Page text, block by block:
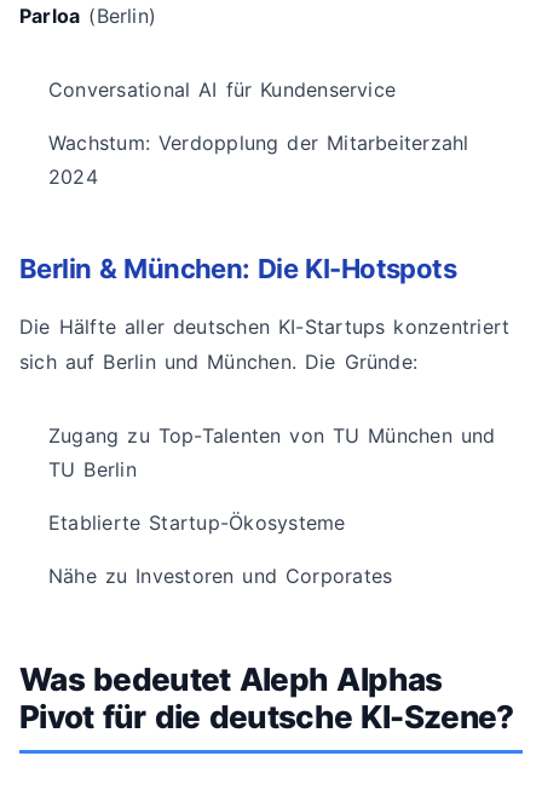
Parloa (Berlin)
Conversational AI für Kundenservice
Wachstum: Verdopplung der Mitarbeiterzahl
2024
Berlin & München: Die KI-Hotspots
Die Hälfte aller deutschen KI-Startups konzentriert
sich auf Berlin und München. Die Gründe:
Zugang zu Top-Talenten von TU München und
TU Berlin
Etablierte Startup-Ökosysteme
Nähe zu Investoren und Corporates
Was bedeutet Aleph Alphas
Pivot für die deutsche KI-Szene?